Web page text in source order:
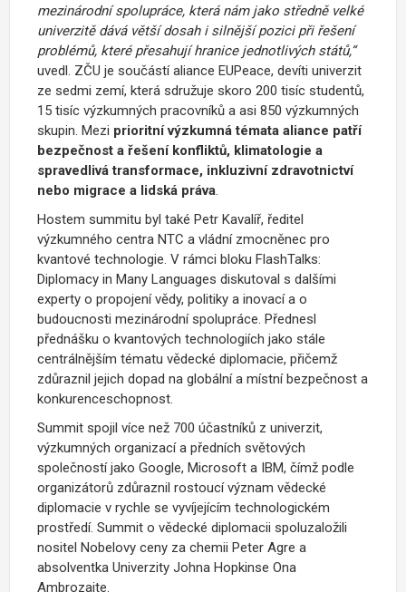
mezinárodní spolupráce, která nám jako středně velké
univerzitě dává větší dosah i silnější pozici při řešení
problémů, které přesahují hranice jednotlivých států,“
uvedl. ZČU je součástí aliance EUPeace, devíti univerzit
ze sedmi zemí, která sdružuje skoro 200 tisíc studentů,
15 tisíc výzkumných pracovníků a asi 850 výzkumných
skupin. Mezi prioritní výzkumná témata aliance patří
bezpečnost a řešení konfliktů, klimatologie a
spravedlivá transformace, inkluzivní zdravotnictví
nebo migrace a lidská práva.
Hostem summitu byl také Petr Kavalíř, ředitel
výzkumného centra NTC a vládní zmocněnec pro
kvantové technologie. V rámci bloku FlashTalks:
Diplomacy in Many Languages diskutoval s dalšími
experty o propojení vědy, politiky a inovací a o
budoucnosti mezinárodní spolupráce. Přednesl
přednášku o kvantových technologiích jako stále
centrálnějším tématu vědecké diplomacie, přičemž
zdůraznil jejich dopad na globální a místní bezpečnost a
konkurenceschopnost.
Summit spojil více než 700 účastníků z univerzit,
výzkumných organizací a předních světových
společností jako Google, Microsoft a IBM, čímž podle
organizátorů zdůraznil rostoucí význam vědecké
diplomacie v rychle se vyvíjejícím technologickém
prostředí. Summit o vědecké diplomacii spoluzaložili
nositel Nobelovy ceny za chemii Peter Agre a
absolventka Univerzity Johna Hopkinse Ona
Ambrozaite.